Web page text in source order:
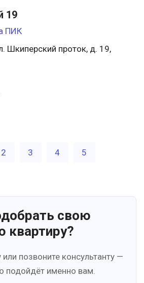
19
ПИК
Шкиперский проток, д. 19,
2 3 4 5
свою
квартиру?
или позвоните консультанту —
подойдёт именно вам.